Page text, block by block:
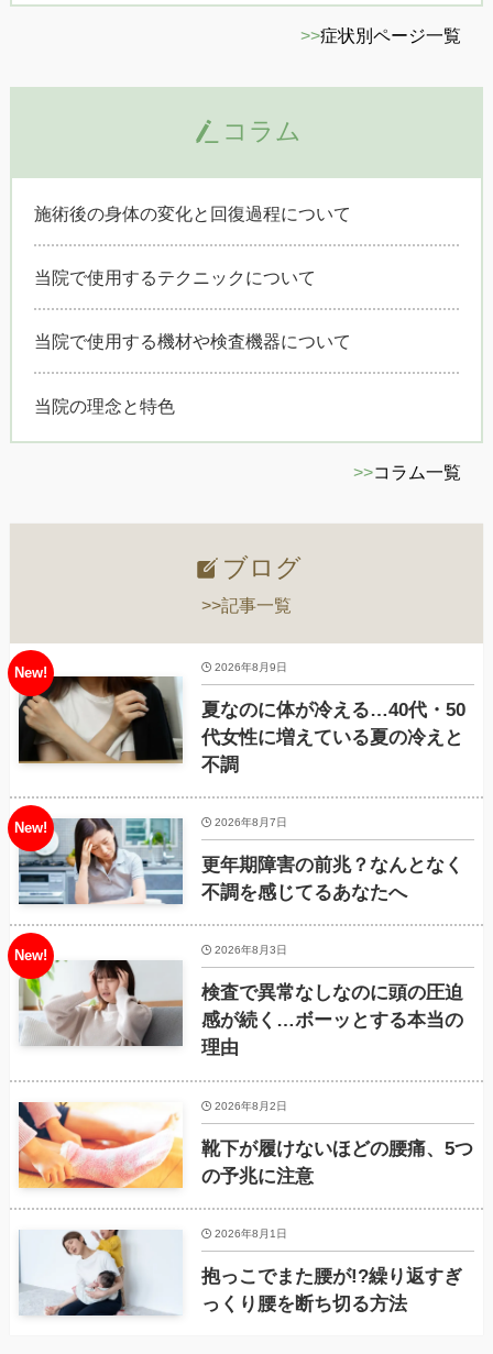
>>症状別ページ一覧
コラム
施術後の身体の変化と回復過程について
当院で使用するテクニックについて
当院で使用する機材や検査機器について
当院の理念と特色
>>コラム一覧
ブログ
>>記事一覧
夏なのに体が冷える…40代・50
代女性に増えている夏の冷えと
不調
2026年8月9日
更年期障害の前兆？なんとなく
不調を感じてるあなたへ
2026年8月7日
検査で異常なしなのに頭の圧迫
感が続く…ボーッとする本当の
理由
2026年8月3日
靴下が履けないほどの腰痛、5つ
の予兆に注意
2026年8月2日
抱っこでまた腰が!?繰り返すぎ
っくり腰を断ち切る方法
2026年8月1日